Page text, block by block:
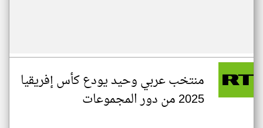
منتخب عربي وحيد يودع كأس إفريقيا
2025 من دور المجموعات